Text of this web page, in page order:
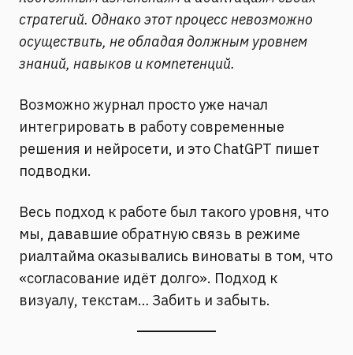
стратегий. Однако этот процесс невозможно
осуществить, не обладая должным уровнем
знаний, навыков и компетенций.
Возможно журнал просто уже начал
интегрировать в работу современные
решения и нейросети, и это ChatGPT пишет
подводки.
Весь подход к работе был такого уровня, что
мы, дававшие обратную связь в режиме
риалтайма оказывались виноваты в том, что
«согласование идёт долго». Подход к
визуалу, текстам… Забить и забыть.